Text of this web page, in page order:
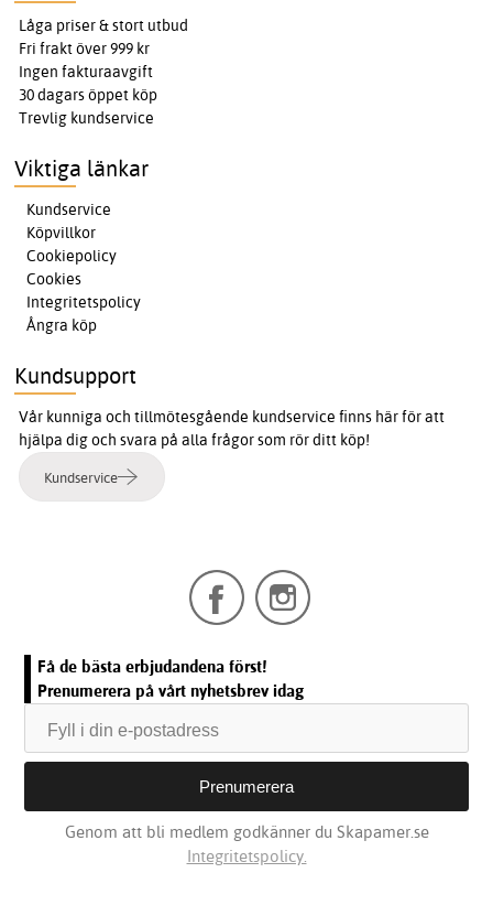
Låga priser & stort utbud
Fri frakt över 999 kr
Ingen fakturaavgift
30 dagars öppet köp
Trevlig kundservice
Viktiga länkar
Kundservice
Köpvillkor
Cookiepolicy
Cookies
Integritetspolicy
Ångra köp
Kundsupport
Vår kunniga och tillmötesgående kundservice finns här för att
hjälpa dig och svara på alla frågor som rör ditt köp!
Kundservice
Få de bästa erbjudandena först!
Prenumerera på vårt nyhetsbrev idag
Genom att bli medlem godkänner du Skapamer.se
Integritetspolicy.